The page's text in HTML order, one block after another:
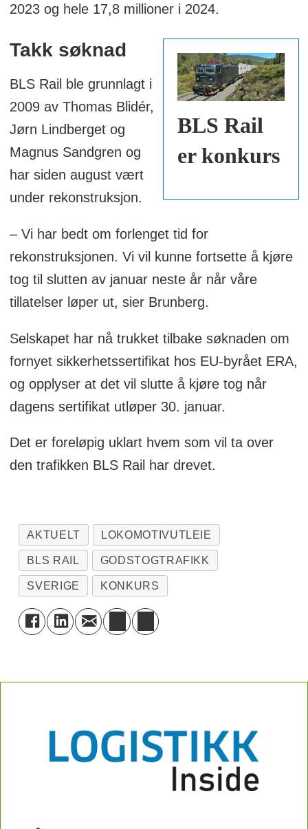
2023 og hele 17,8 millioner i 2024.
BLS Rail
er konkurs
Takk søknad
BLS Rail ble grunnlagt i
2009 av Thomas Blidér,
Jørn Lindberget og
Magnus Sandgren og
har siden august vært
under rekonstruksjon.
– Vi har bedt om forlenget tid for
rekonstruksjonen. Vi vil kunne fortsette å kjøre
tog til slutten av januar neste år når våre
tillatelser løper ut, sier Brunberg.
Selskapet har nå trukket tilbake søknaden om
fornyet sikkerhetssertifikat hos EU-byrået ERA,
og opplyser at det vil slutte å kjøre tog når
dagens sertifikat utløper 30. januar.
Det er foreløpig uklart hvem som vil ta over
den trafikken BLS Rail har drevet.
AKTUELT LOKOMOTIVUTLEIE
BLS RAIL GODSTOGTRAFIKK
SVERIGE KONKURS